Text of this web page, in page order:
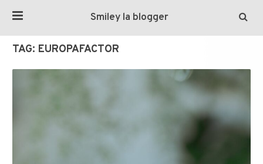
Smiley la blogger
TAG: EUROPAFACTOR